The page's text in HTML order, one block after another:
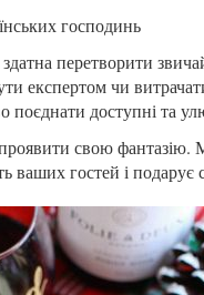
господинь
перетворити
експертом чи
поєднати доступні та
свою фантазію.
ваших гостей і